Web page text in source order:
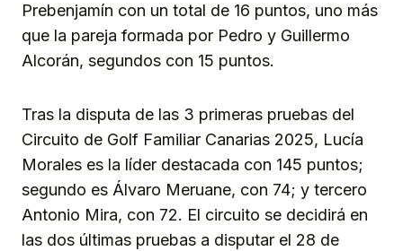
Prebenjamín con un total de 16 puntos, uno más
que la pareja formada por Pedro y Guillermo
Alcorán, segundos con 15 puntos.
Tras la disputa de las 3 primeras pruebas del
Circuito de Golf Familiar Canarias 2025, Lucía
Morales es la líder destacada con 145 puntos;
segundo es Álvaro Meruane, con 74; y tercero
Antonio Mira, con 72. El circuito se decidirá en
las dos últimas pruebas a disputar el 28 de